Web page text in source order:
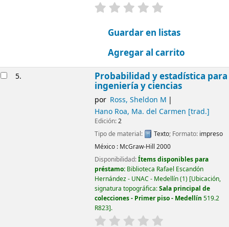
valoración
Guardar en listas
Agregar al carrito
5. Probabilidad y estadística para
ingeniería y ciencias
por Ross, Sheldon M
Hano Roa, Ma. del Carmen [trad.]
Edición:2
Tipo de material:
Texto; Formato: impreso
México : McGraw-Hill 2000
Disponibilidad:Ítems disponibles para
préstamo: Biblioteca Rafael Escandón
Hernández - UNAC - Medellín(1) Ubicación,
signatura topográfica:Sala principal de
colecciones - Primer piso - Medellín 519.2
R823 .
valoración